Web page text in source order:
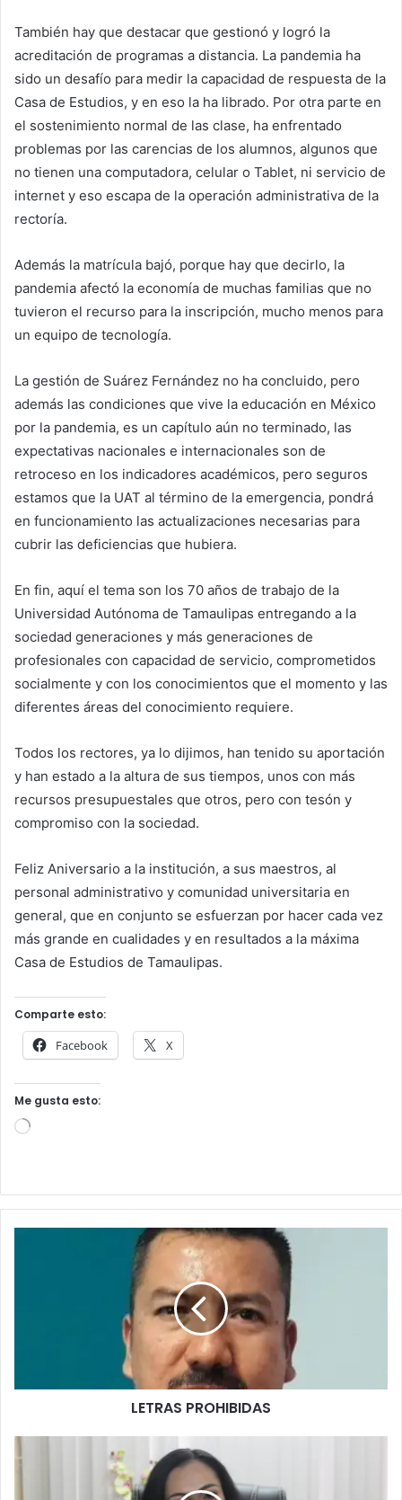
También hay que destacar que gestionó y logró la
acreditación de programas a distancia. La pandemia ha
sido un desafío para medir la capacidad de respuesta de la
Casa de Estudios, y en eso la ha librado. Por otra parte en
el sostenimiento normal de las clase, ha enfrentado
problemas por las carencias de los alumnos, algunos que
no tienen una computadora, celular o Tablet, ni servicio de
internet y eso escapa de la operación administrativa de la
rectoría.
Además la matrícula bajó, porque hay que decirlo, la
pandemia afectó la economía de muchas familias que no
tuvieron el recurso para la inscripción, mucho menos para
un equipo de tecnología.
La gestión de Suárez Fernández no ha concluido, pero
además las condiciones que vive la educación en México
por la pandemia, es un capítulo aún no terminado, las
expectativas nacionales e internacionales son de
retroceso en los indicadores académicos, pero seguros
estamos que la UAT al término de la emergencia, pondrá
en funcionamiento las actualizaciones necesarias para
cubrir las deficiencias que hubiera.
En fin, aquí el tema son los 70 años de trabajo de la
Universidad Autónoma de Tamaulipas entregando a la
sociedad generaciones y más generaciones de
profesionales con capacidad de servicio, comprometidos
socialmente y con los conocimientos que el momento y las
diferentes áreas del conocimiento requiere.
Todos los rectores, ya lo dijimos, han tenido su aportación
y han estado a la altura de sus tiempos, unos con más
recursos presupuestales que otros, pero con tesón y
compromiso con la sociedad.
Feliz Aniversario a la institución, a sus maestros, al
personal administrativo y comunidad universitaria en
general, que en conjunto se esfuerzan por hacer cada vez
más grande en cualidades y en resultados a la máxima
Casa de Estudios de Tamaulipas.
Comparte esto:
Facebook X
Me gusta esto:
d
LETRAS PROHIBIDAS